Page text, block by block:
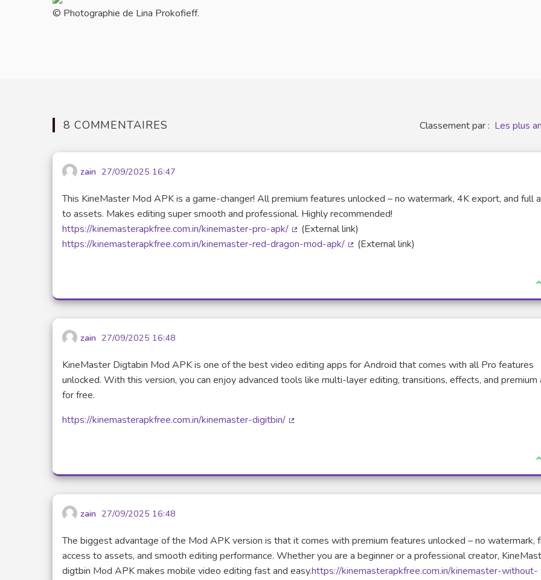
© Photographie de Lina Prokofieff.
8 COMMENTAIRES Classement par : Les plus
zain 27/09/2025 16:47
This KineMaster Mod APK is a game-changer! All premium features unlocked – no watermark, 4K export, and full
to assets. Makes editing super smooth and professional. Highly recommended!
https://kinemasterapkfree.com.in/kinemaster-pro-apk/
(Lien externe)
(External link)
https://kinemasterapkfree.com.in/kinemaster-red-dragon-mod-apk/
(External link)
zain 27/09/2025 16:48
KineMaster Digtabin Mod APK is one of the best video editing apps for Android that comes with all Pro features
unlocked. With this version, you can enjoy advanced tools like multi-layer editing, transitions, effects, and premium
for free.
https://kinemasterapkfree.com.in/kinemaster-digitbin/
zain 27/09/2025 16:48
The biggest advantage of the Mod APK version is that it comes with premium features unlocked – no watermark,
access to assets, and smooth editing performance. Whether you are a beginner or a professional creator,
digtbin Mod APK makes mobile video editing fast and easy.https://kinemasterapkfree.com.in/kinemaster-without-